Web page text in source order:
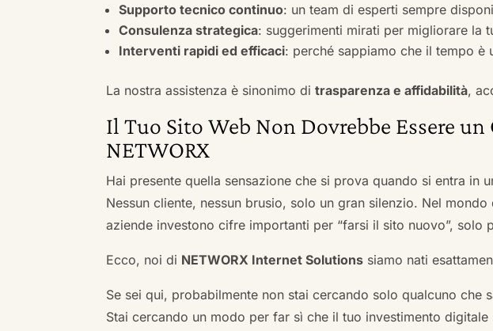
Supporto tecnico continuo: un team di esperti sempre
Consulenza strategica: suggerimenti mirati per migliorare la
Interventi rapidi ed efficaci: perché sappiamo che il tempo è
La nostra assistenza è sinonimo ditrasparenza e affidabilità,
Il Tuo Sito Web Non Dovrebbe Essere
NETWORX
Hai presente quella sensazione che si prova quando si entra
Nessun cliente, nessun brusio, solo un gran silenzio. Nel
aziende investono cifre importanti per “farsi il sito nuovo”,
Ecco, noi di NETWORX Internet Solutions siamo nati
Se sei qui, probabilmente non stai cercando solo qualcuno
Stai cercando un modo per far sì che il tuo investimento